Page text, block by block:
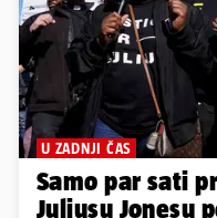
U ZADNJI ČAS
Samo par sati
Juliusu Jonesu